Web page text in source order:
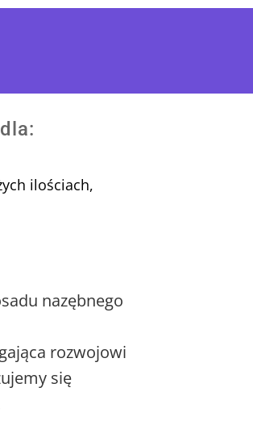
ilościach,
nazębnego
rozwojowi
się